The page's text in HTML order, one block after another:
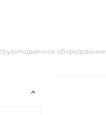
Грузоподъемное оборудование